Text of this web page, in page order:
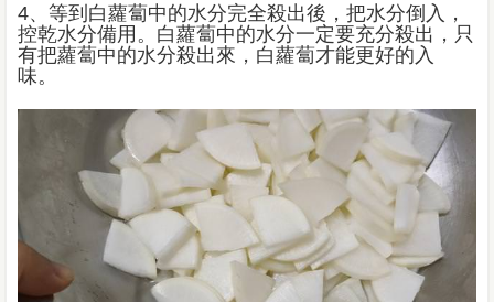
4、等到白蘿蔔中的水分完全殺出後，把水分倒入，
控乾水分備用。白蘿蔔中的水分一定要充分殺出，只
有把蘿蔔中的水分殺出來，白蘿蔔才能更好的入
味。